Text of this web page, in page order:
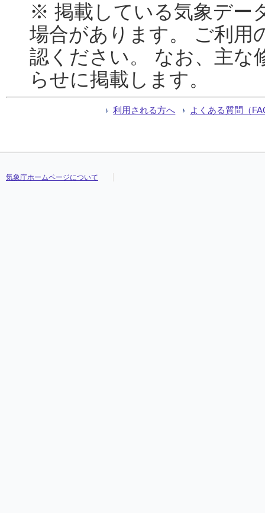
※ 掲載している気象デー
場合があります。 ご利用
認ください。 なお、主な
らせに掲載します。
利用される方へ よくある質問（
気象庁ホームページについて